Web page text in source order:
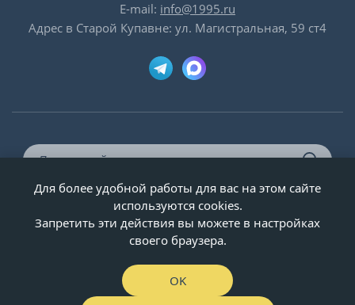
E-mail: info@1995.ru
Адрес в Старой Купавне: ул. Магистральная, 59 ст4
© ООО «Двери-и-точка», ИНН 5020092947, 1995-2026 г.
Для более удобной работы для вас на этом сайте
используются cookies.
Запретить эти действия вы можете в настройках
своего браузера.
OK